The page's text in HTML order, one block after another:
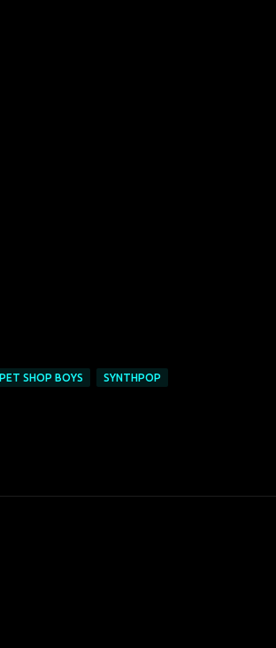
PET SHOP BOYS SYNTHPOP